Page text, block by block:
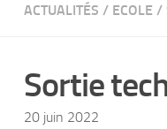
ACTUALITÉS / ECOLE /
Sortie
20 juin 2022